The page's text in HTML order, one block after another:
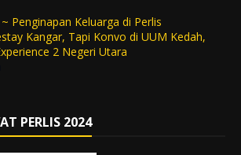
Penginapan Keluarga di Perlis
Kangar, Tapi Konvo di UUM Kedah,
2 Negeri Utara
PERLIS 2024